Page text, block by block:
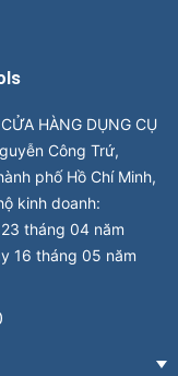
HÀNG DỤNG CỤ
Công Trứ,
phố Hồ Chí Minh,
kinh doanh:
tháng 04 năm
16 tháng 05 năm